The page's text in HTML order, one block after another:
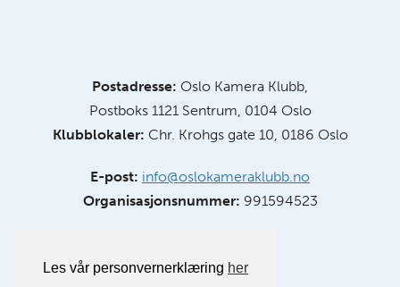
Les vår personvernerklæring her
Postadresse: Oslo Kamera Klubb,
Postboks 1121 Sentrum, 0104 Oslo
Klubblokaler: Chr. Krohgs gate 10, 0186 Oslo
E-post: info@oslokameraklubb.no
Organisasjonsnummer: 991594523